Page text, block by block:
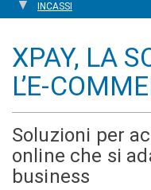
INCASSI
XPAY, LA
L’E-
Soluzioni per
online che si
business